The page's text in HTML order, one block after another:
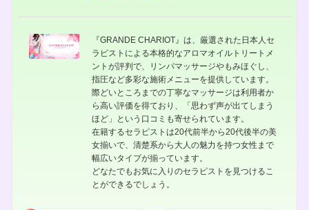
『GRANDE CHARIOT』は、厳選された日本人セ
ラピストによる本格的なアロマオイルトリートメ
ントが評判で、リンパマッサージやもみほぐし、
指圧など多彩な施術メニューを提供しています。
際どいところまでの丁寧なマッサージは利用者か
ら高い評価を得ており、「思わず声が出てしまう
ほど」という口コミも寄せられています。
在籍するセラピストは20代前半から20代後半の美
女揃いで、清楚系から大人の魅力を持つ女性まで
幅広いタイプが揃っています。
どなたでもお気に入りのセラピストを見つけるこ
とができるでしょう。